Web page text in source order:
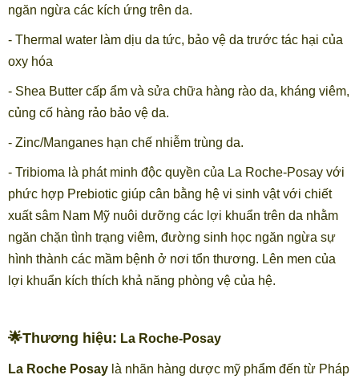
ngăn ngừa các kích ứng trên da.
- Thermal water làm dịu da tức, bảo vệ da trước tác hại của
oxy hóa
- Shea Butter cấp ẩm và sửa chữa hàng rào da, kháng viêm,
củng cố hàng rảo bảo vệ da.
- Zinc/Manganes hạn chế nhiễm trùng da.
- Tribioma là phát minh độc quyền của La Roche-Posay với
phức hợp Prebiotic giúp cân bằng hệ vi sinh vật với chiết
xuất sâm Nam Mỹ nuôi dưỡng các lợi khuẩn trên da nhằm
ngăn chặn tình trạng viêm, đường sinh học ngăn ngừa sự
hình thành các mầm bệnh ở nơi tổn thương. Lên men của
lợi khuẩn kích thích khả năng phòng vệ của hệ.
🌟Thương hiệu: La Roche-Posay
La Roche Posay là nhãn hàng dược mỹ phẩm đến từ Pháp